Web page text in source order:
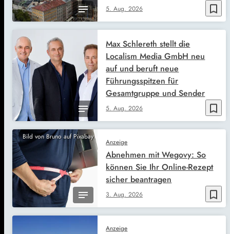
bookmark_border
5. Aug. 2026
bookmark_border
5. Aug. 2026
Max Schlereth stellt die
Localism Media GmbH neu
auf und beruft neue
Führungsspitzen für
Gesamtgruppe und Sender
Bild von Bruno auf Pixabay
bookmark_border
Anzeige
3. Aug. 2026
Abnehmen mit Wegovy: So
können Sie Ihr Online-Rezept
sicher beantragen
Anzeige